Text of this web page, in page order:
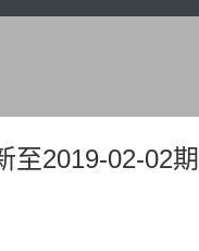
至2019-02-02期